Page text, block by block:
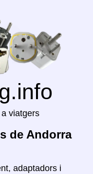
viatgers
de Andorra
adaptadors i